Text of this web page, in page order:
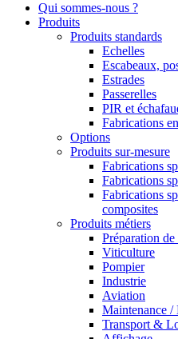
Qui sommes-nous ?
Produits
Produits standards
Echelles
Escabeaux,
Estrades
Passerelles
PIR et
Fabrications
Options
Produits sur-mesure
Fabrications
Fabrications
Fabrications
composites
Produits métiers
Préparation
Viticulture
Pompier
Industrie
Aviation
Maintenance /
Transport &